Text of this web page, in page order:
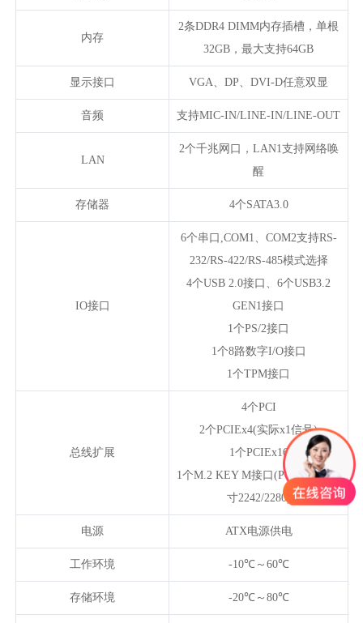
内存
2条DDR4 DIMM内存插槽，单根
32GB，最大支持64GB
显示接口 VGA、DP、DVI-D任意双显
音频 支持MIC-IN/LINE-IN/LINE-OUT
LAN
2个千兆网口，LAN1支持网络唤
醒
存储器 4个SATA3.0
IO接口
6个串口,COM1、COM2支持RS-
232/RS-422/RS-485模式选择
4个USB 2.0接口、6个USB3.2
GEN1接口
1个PS/2接口
1个8路数字I/O接口
1个TPM接口
总线扩展
4个PCI
2个PCIEx4(实际x1信号)
1个PCIEx16
1个M.2 KEY M接口(PCIE x2，尺
寸2242/2280)
电源 ATX电源供电
工作环境 -10℃～60℃
存储环境 -20℃～80℃